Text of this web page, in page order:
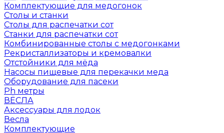
Комплектующие для медогонок
Столы и станки
Столы для распечатки сот
Станки для распечатки сот
Комбинированные столы с медогонками
Рекристаллизаторы и кремовалки
Отстойники для мёда
Насосы пищевые для перекачки меда
Оборудование для пасеки
Ph метры
ВЁСЛА
Аксессуары для лодок
Весла
Комплектующие